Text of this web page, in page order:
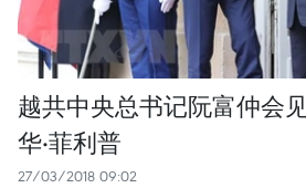
越共中央总书记阮富仲会
华·菲利普
27/03/2018 09:02